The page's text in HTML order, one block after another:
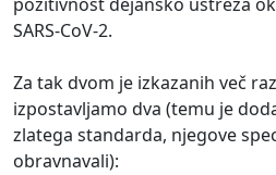
SARS-CoV-2.
Za tak dvom je izkazanih več
izpostavljamo dva (temu je
zlatega standarda, njegove
obravnavali):